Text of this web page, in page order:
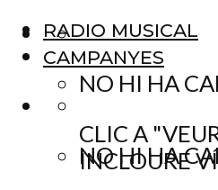
NO HI HA
CLIC A
INCLOURE
RADIO MUSICAL
CAMPANYES
NO HI HA